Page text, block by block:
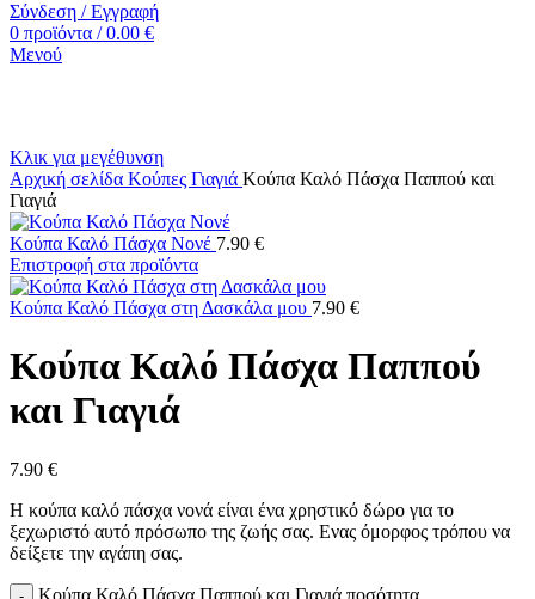
Σύνδεση / Εγγραφή
0 προϊόντα / 0.00 €
Μενού
Κλικ για μεγέθυνση
Αρχική σελίδα Κούπες Γιαγιά Κούπα Καλό Πάσχα Παππού και
Γιαγιά
Κούπα Καλό Πάσχα Νονέ 7.90 €
Επιστροφή στα προϊόντα
Κούπα Καλό Πάσχα στη Δασκάλα μου 7.90 €
Κούπα Καλό Πάσχα Παππού
και Γιαγιά
7.90 €
Η κούπα καλό πάσχα νονά είναι ένα χρηστικό δώρο για το
ξεχωριστό αυτό πρόσωπο της ζωής σας. Ενας όμορφος τρόπου να
δείξετε την αγάπη σας.
Κούπα Καλό Πάσχα Παππού και Γιαγιά ποσότητα